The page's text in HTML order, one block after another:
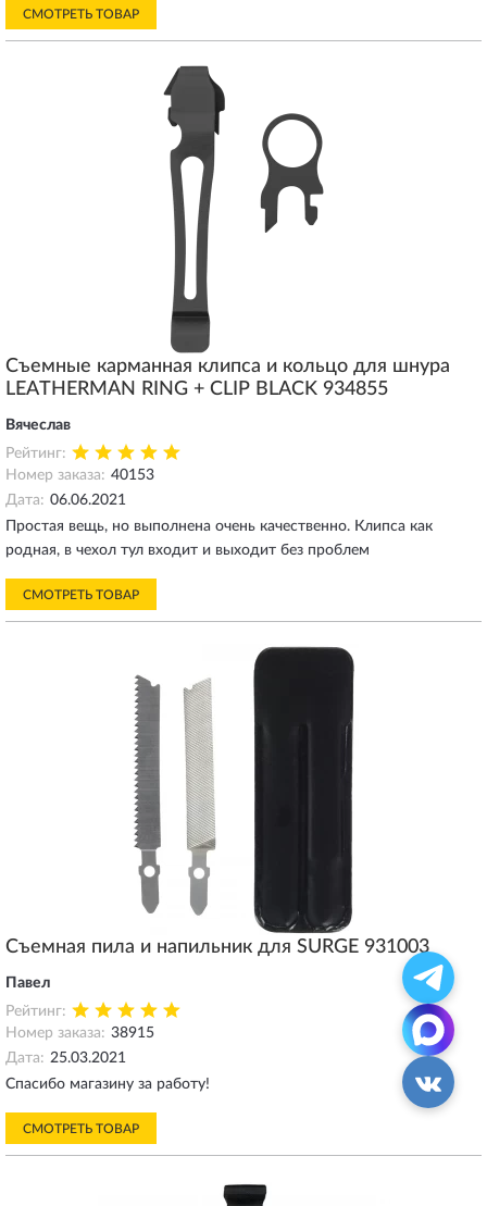
Добрый день!
Размеры данной модели указаны на фото № 4, а так же
для удобства покупателей, размер карабина добавлен в
дополнительное описание.
СМОТРЕТЬ ТОВАР
Съемные карманная клипса и кольцо для шнура
LEATHERMAN RING + CLIP BLACK 934855
Вячеслав
Рейтинг:
Номер заказа: 40153
Дата: 06.06.2021
Простая вещь, но выполнена очень качественно. Клипса как
родная, в чехол тул входит и выходит без проблем
СМОТРЕТЬ ТОВАР
Съемная пила и напильник для SURGE 931003
Павел
Рейтинг:
Номер заказа: 38915
Дата: 25.03.2021
Спасибо магазину за работу!
СМОТРЕТЬ ТОВАР